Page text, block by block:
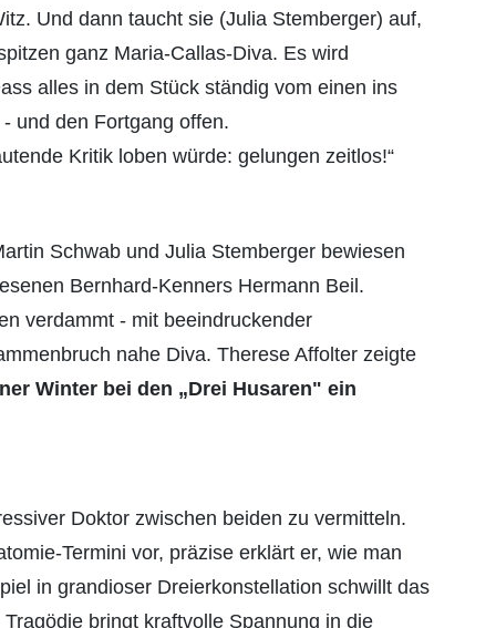
Und dann taucht sie (Julia Stemberger) auf,
ganz Maria-Callas-Diva. Es wird
alles in dem Stück ständig vom einen ins
und den Fortgang offen.
Kritik loben würde: gelungen zeitlos!“
Schwab und Julia Stemberger bewiesen
Bernhard-Kenners Hermann Beil.
verdammt - mit beeindruckender
nahe Diva. Therese Affolter zeigte
Winter bei den „Drei Husaren" ein
Doktor zwischen beiden zu vermitteln.
Termini vor, präzise erklärt er, wie man
in grandioser Dreierkonstellation schwillt das
bringt kraftvolle Spannung in die